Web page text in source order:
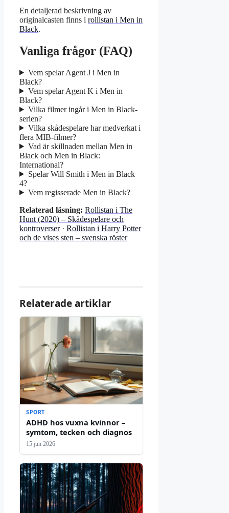
En detaljerad beskrivning av
originalcasten finns i rollistan i Men in
Black.
Vanliga frågor (FAQ)
Vem spelar Agent J i Men in
Black?
Vem spelar Agent K i Men in
Black?
Vilka filmer ingår i Men in Black-
serien?
Vilka skådespelare har medverkat i
flera MIB-filmer?
Vad är skillnaden mellan Men in
Black och Men in Black:
International?
Spelar Will Smith i Men in Black
4?
Vem regisserade Men in Black?
Relaterad läsning: Rollistan i The
Hunt (2020) – Skådespelare och
kontroverser· Rollistan i Harry Potter
och de vises sten – svenska röster
Relaterade artiklar
SPORT
ADHD hos vuxna kvinnor –
symtom, tecken och diagnos
15 jun 2026